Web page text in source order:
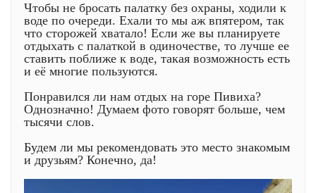
Чтобы не бросать палатку без охраны, ходили к
воде по очереди. Ехали то мы аж впятером, так
что сторожей хватало! Если же вы планируете
отдыхать с палаткой в одиночестве, то лучше ее
ставить поближе к воде, такая возможность есть
и её многие пользуются.
Понравился ли нам отдых на горе Пивиха?
Однозначно! Думаем фото говорят больше, чем
тысячи слов.
Будем ли мы рекомендовать это место знакомым
и друзьям? Конечно, да!